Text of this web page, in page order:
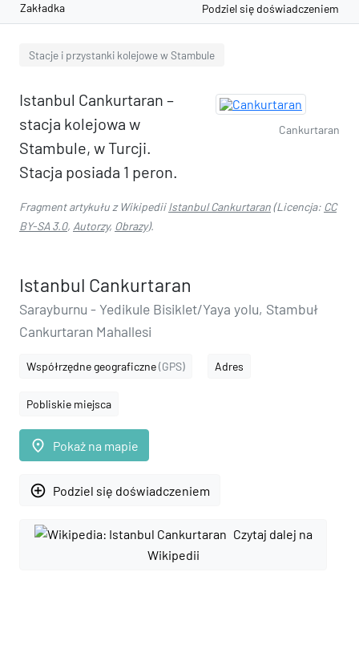
Zakładka Podziel się doświadczeniem
Stacje i przystanki kolejowe w Stambule
Cankurtaran
Istanbul Cankurtaran –
stacja kolejowa w
Stambule, w Turcji.
Stacja posiada 1 peron.
Fragment artykułu z WikipediiIstanbul Cankurtaran(Licencja: CC
BY-SA 3.0, Autorzy, Obrazy).
Istanbul Cankurtaran
Sarayburnu - Yedikule Bisiklet/Yaya yolu, Stambuł
Cankurtaran Mahallesi
Współrzędne geograficzne(GPS) Adres
Pobliskie miejsca
place Pokaż na mapie
add_circle_outline Podziel się doświadczeniem
Czytaj dalej na
Wikipedii